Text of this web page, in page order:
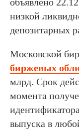
низкой
депозитарных
Московской
биржевых
млрд. Срок
момента
выпуска в